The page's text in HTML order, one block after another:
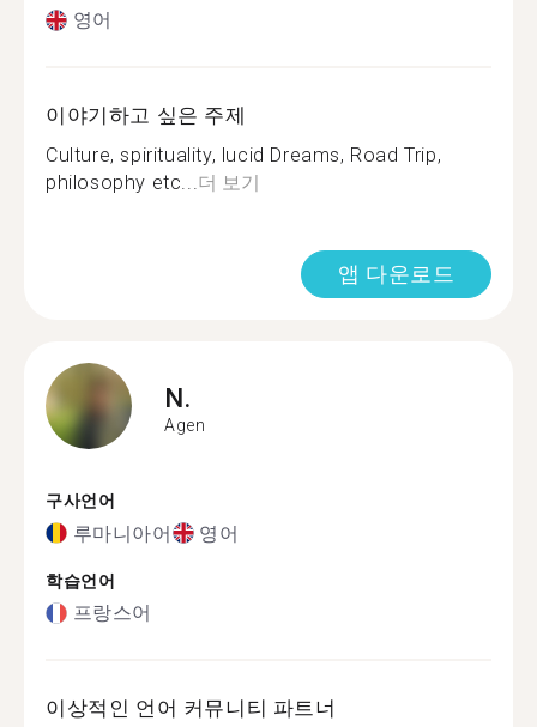
영어
이야기하고 싶은 주제
Culture, spirituality, lucid Dreams, Road Trip,
philosophy etc...더 보기
앱 다운로드
N.
Agen
구사언어
루마니아어 영어
학습언어
프랑스어
이상적인 언어 커뮤니티 파트너